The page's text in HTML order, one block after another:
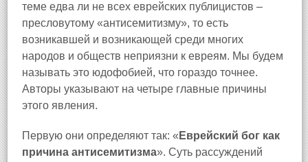
теме едва ли не всех еврейских публицистов –
пресловутому «антисемитизму», то есть
возникавшей и возникающей среди многих
народов и обществ неприязни к евреям. Мы будем
называть это юдофобией, что гораздо точнее.
Авторы указывают на четыре главные причины
этого явления.
Первую они определяют так: « Еврейский бог как
причина антисемитизма». Суть рассуждений